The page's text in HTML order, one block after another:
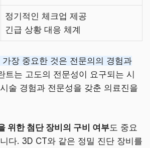
정기적인 체크업 제공
긴급 상황 대응 체계
장 중요한 것은 전문의의 경험과
트는 고도의 전문성이 요구되는 시
술 경험과 전문성을 갖춘 의료진을
위한 첨단 장비의 구비 여부도 중요
다. 3D CT와 같은 정밀 진단 장비를